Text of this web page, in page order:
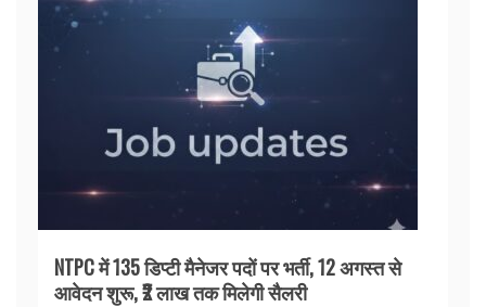
NTPC में 135 डिप्टी मैनेजर पदों पर भर्ती, 12 अगस्त से
आवेदन शुरू, ₹2 लाख तक मिलेगी सैलरी